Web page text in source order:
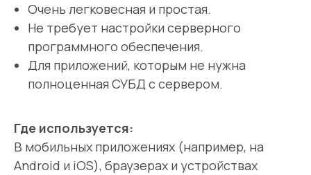
Очень легковесная и простая.
Не требует настройки серверного
программного обеспечения.
Для приложений, которым не нужна
полноценная СУБД с сервером.
Где используется:
В мобильных приложениях (например, на
Android и iOS), браузерах и устройствах